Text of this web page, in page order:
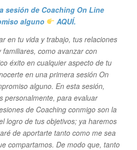
sesión de Coaching On Line
alguno
AQUÍ.
en tu vida y trabajo, tus relaciones
como avanzar con
éxito en cualquier aspecto de tu
en una primera sesión On
alguno. En esta sesión,
personalmente, para evaluar
de Coaching conmigo son la
logro de tus objetivos; ya haremos
de aportarte tanto como me sea
compartamos. De modo que, tanto